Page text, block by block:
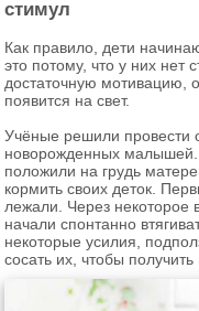
стимул
Как правило, дети
это потому, что у них нет
достаточную мотивацию,
появится на свет.
Учёные решили провести
новорожденных малышей.
положили на грудь
кормить своих деток.
лежали. Через некоторое
начали спонтанно
некоторые усилия,
сосать их, чтобы получить